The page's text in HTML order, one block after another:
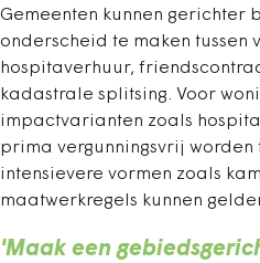
Gemeenten kunnen gerichter
onderscheid te maken tussen
hospitaverhuur,
kadastrale splitsing. Voor
impactvarianten zoals
prima vergunningsvrij
intensievere vormen zoals
maatwerkregels kunnen
'Maak een